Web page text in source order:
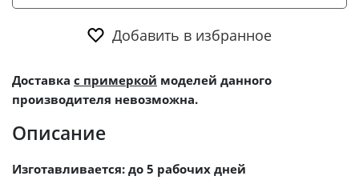
Добавить в избранное
Доставка с примеркой моделей данного
производителя невозможна.
Описание
Изготавливается: до 5 рабочих дней